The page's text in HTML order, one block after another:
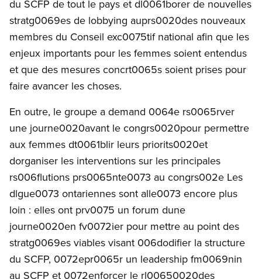
du SCFP de tout le pays et dl0061borer de nouvelles
stratg0069es de lobbying auprs0020des nouveaux
membres du Conseil exc0075tif national afin que les
enjeux importants pour les femmes soient entendus
et que des mesures concrt0065s soient prises pour
faire avancer les choses.
En outre, le groupe a demand 0064e rs0065rver
une journe0020avant le congrs0020pour permettre
aux femmes dt0061blir leurs priorits0020et
dorganiser les interventions sur les principales
rs006flutions prs0065nte0073 au congrs002e Les
dlgue0073 ontariennes sont alle0073 encore plus
loin : elles ont prv0075 un forum dune
journe0020en fv0072ier pour mettre au point des
stratg0069es viables visant 006dodifier la structure
du SCFP, 0072epr0065r un leadership fm0069nin
au SCFP et 0072enforcer le rl00650020des